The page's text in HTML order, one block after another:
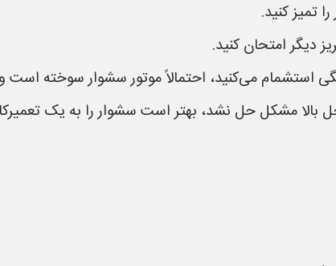
بالا مشکل حل نشد، بهتر است سشوار را به یک